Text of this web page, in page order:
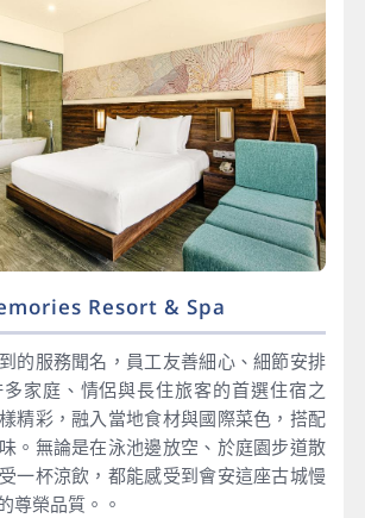
Resort & Spa
的服務聞名，員工友善細心、細節安排
家庭、情侶與長住旅客的首選住宿之
精彩，融入當地食材與國際菜色，搭配
。無論是在泳池邊放空、於庭園步道散
一杯涼飲，都能感受到會安這座古城慢
尊榮品質。。